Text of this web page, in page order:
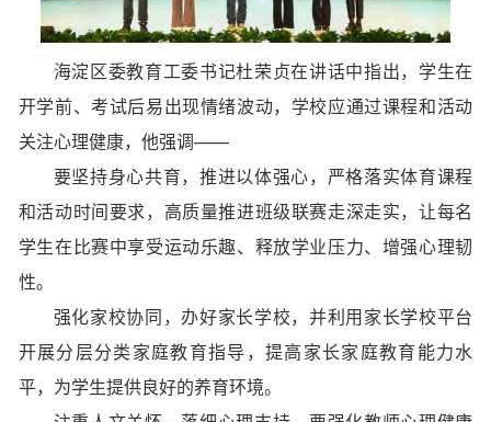
海淀区委教育工委书记杜荣贞在讲话中指出，学生在
开学前、考试后易出现情绪波动，学校应通过课程和活动
关注心理健康，他强调——
要坚持身心共育，推进以体强心，严格落实体育课程
和活动时间要求，高质量推进班级联赛走深走实，让每名
学生在比赛中享受运动乐趣、释放学业压力、增强心理韧
性。
强化家校协同，办好家长学校，并利用家长学校平台
开展分层分类家庭教育指导，提高家长家庭教育能力水
平，为学生提供良好的养育环境。